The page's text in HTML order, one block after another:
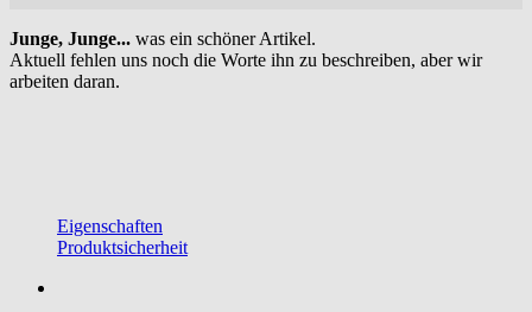
Junge, Junge... was ein schöner Artikel.
Aktuell fehlen uns noch die Worte ihn zu beschreiben, aber wir
arbeiten daran.
Eigenschaften
Produktsicherheit